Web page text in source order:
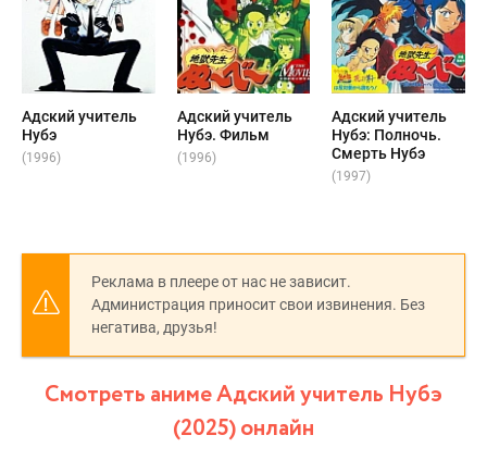
Адский учитель
Нубэ
(1996)
Адский учитель
Нубэ. Фильм
(1996)
Адский учитель
Нубэ: Полночь.
Смерть Нубэ
(1997)
Реклама в плеере от нас не зависит.
Администрация приносит свои извинения. Без
негатива, друзья!
Смотреть аниме Адский учитель Нубэ
(2025) онлайн